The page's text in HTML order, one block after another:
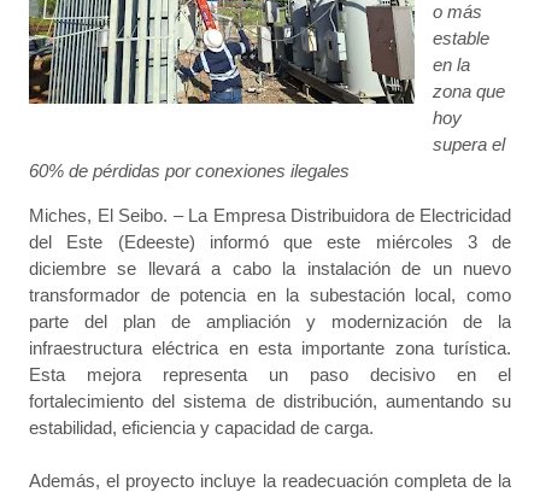
o más
estable
en la
zona que
hoy
supera el
60% de pérdidas por conexiones ilegales
Miches, El Seibo. – La Empresa Distribuidora de Electricidad
del Este (Edeeste) informó que este miércoles 3 de
diciembre se llevará a cabo la instalación de un nuevo
transformador de potencia en la subestación local, como
parte del plan de ampliación y modernización de la
infraestructura eléctrica en esta importante zona turística.
Esta mejora representa un paso decisivo en el
fortalecimiento del sistema de distribución, aumentando su
estabilidad, eficiencia y capacidad de carga.
Además, el proyecto incluye la readecuación completa de la